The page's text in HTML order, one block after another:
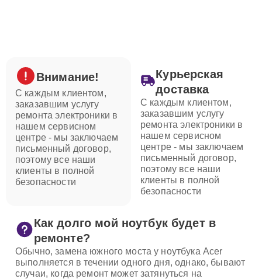
Внимание!
С каждым клиентом,
заказавшим услугу
ремонта электроники в
нашем сервисном
центре - мы заключаем
письменный договор,
поэтому все наши
клиенты в полной
безопасности
Курьерская
доставка
С каждым клиентом,
заказавшим услугу
ремонта электроники в
нашем сервисном
центре - мы заключаем
письменный договор,
поэтому все наши
клиенты в полной
безопасности
Как долго мой ноутбук будет в
ремонте?
Обычно, замена южного моста у ноутбука Acer
выполняется в течении одного дня, однако, бывают
случаи, когда ремонт может затянуться на